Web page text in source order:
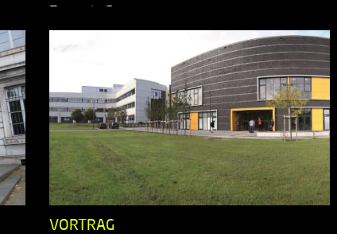
Zentrale Studienberatung…
VORTRAG